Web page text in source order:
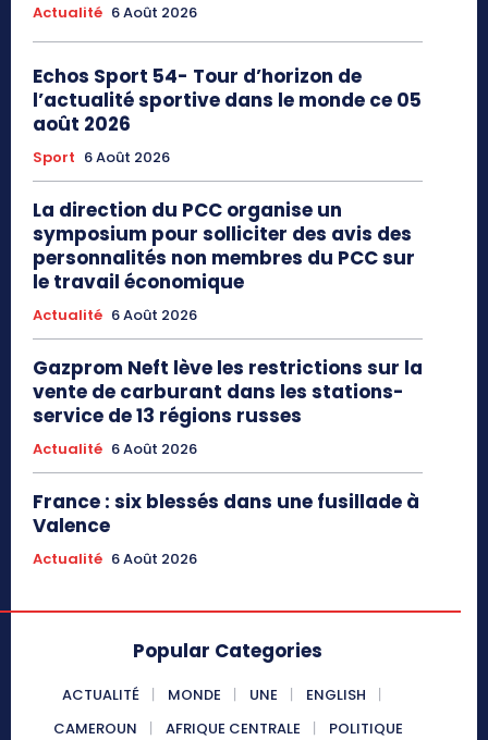
Actualité 6 Août 2026
Echos Sport 54- Tour d’horizon de
l’actualité sportive dans le monde ce 05
août 2026
Sport 6 Août 2026
La direction du PCC organise un
symposium pour solliciter des avis des
personnalités non membres du PCC sur
le travail économique
Actualité 6 Août 2026
Gazprom Neft lève les restrictions sur la
vente de carburant dans les stations-
service de 13 régions russes
Actualité 6 Août 2026
France : six blessés dans une fusillade à
Valence
Actualité 6 Août 2026
Popular Categories
ACTUALITÉ MONDE UNE
ENGLISH
CAMEROUN
AFRIQUE CENTRALE POLITIQUE